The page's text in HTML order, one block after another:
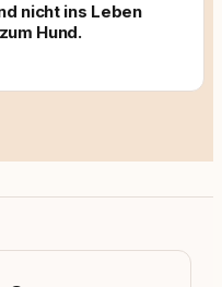
nicht ins Leben
Hund.